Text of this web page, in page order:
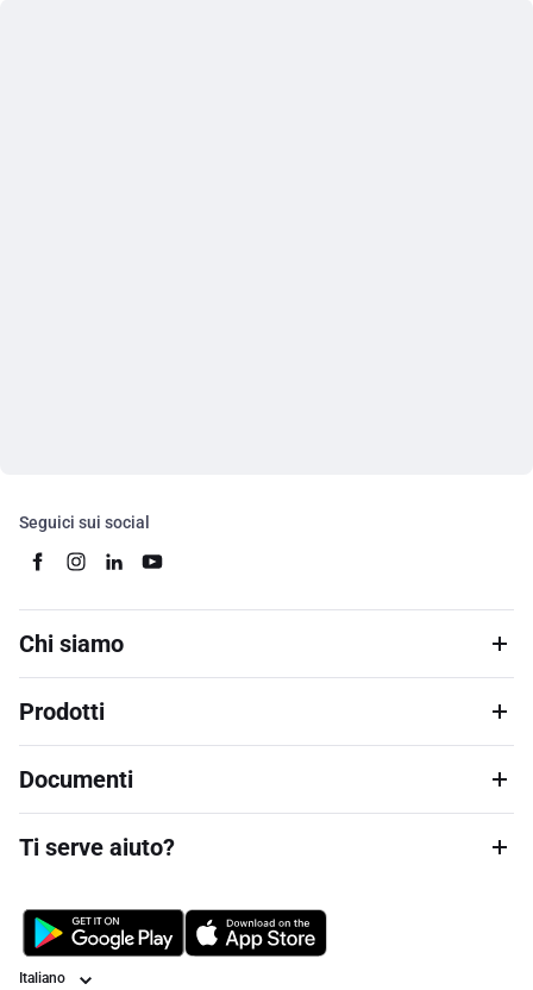
Seguici sui social
Chi siamo
Prodotti
Documenti
Ti serve aiuto?
Lingua